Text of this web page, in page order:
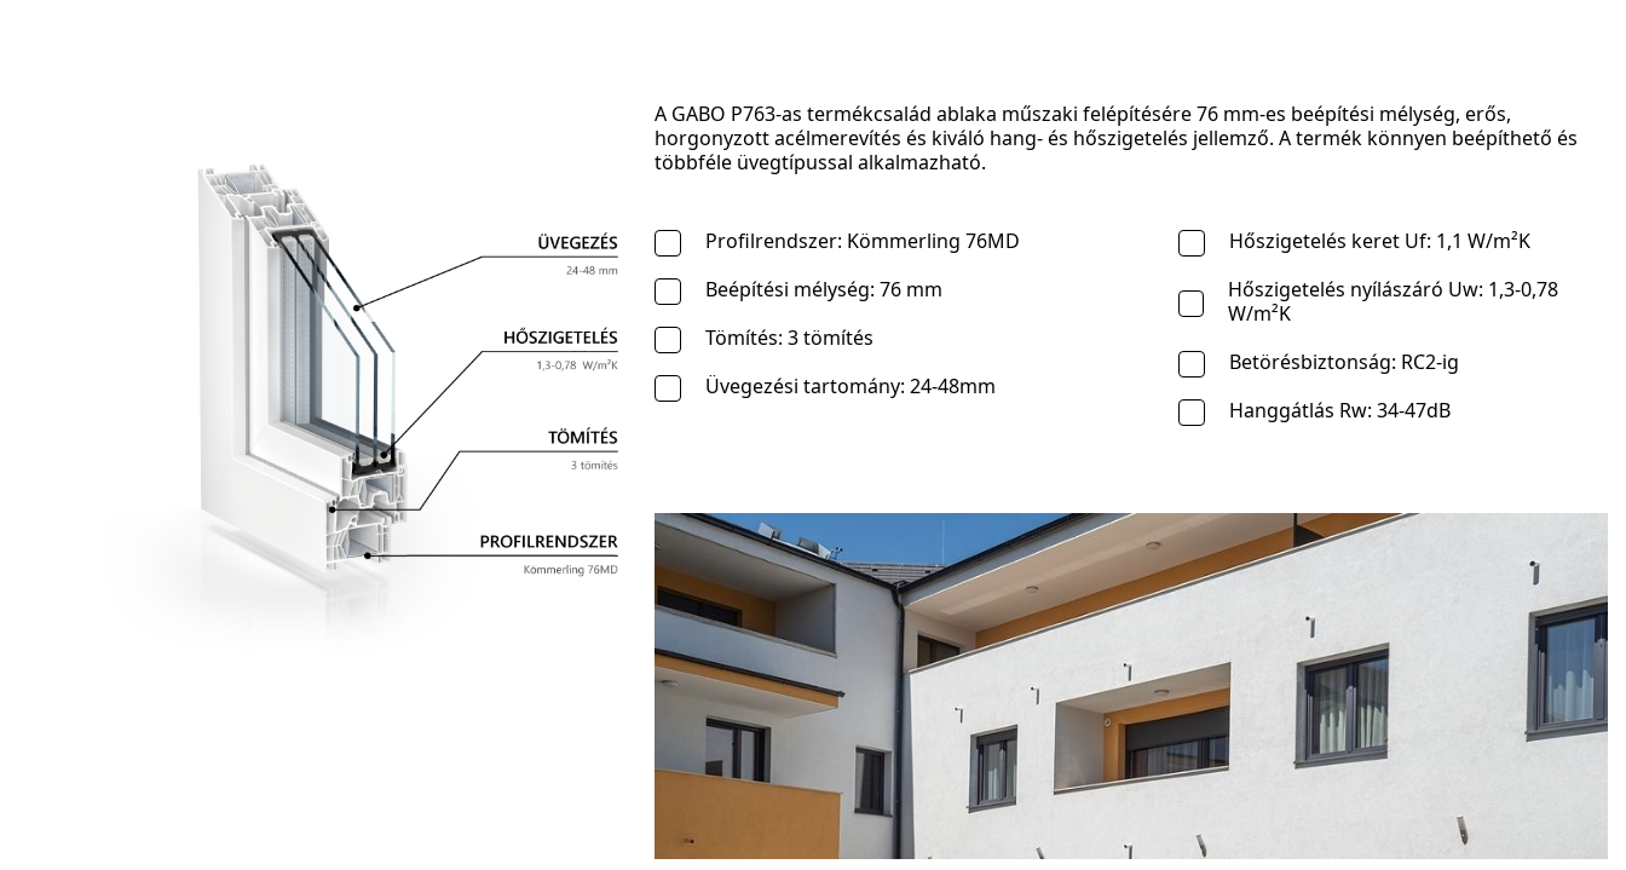
A GABO P763-as termékcsalád ablaka műszaki felépítésére 76 mm-es beépítési mélység, erős,
horgonyzott acélmerevítés és kiváló hang- és hőszigetelés jellemző. A termék könnyen beépíthető és
többféle üvegtípussal alkalmazható.
Profilrendszer: Kömmerling 76MD
Beépítési mélység: 76 mm
Tömítés: 3 tömítés
Üvegezési tartomány: 24-48mm
Hőszigetelés keret Uf: 1,1 W/m²K
Hőszigetelés nyílászáró Uw: 1,3-0,78
W/m²K
Betörésbiztonság: RC2-ig
Hanggátlás Rw: 34-47dB